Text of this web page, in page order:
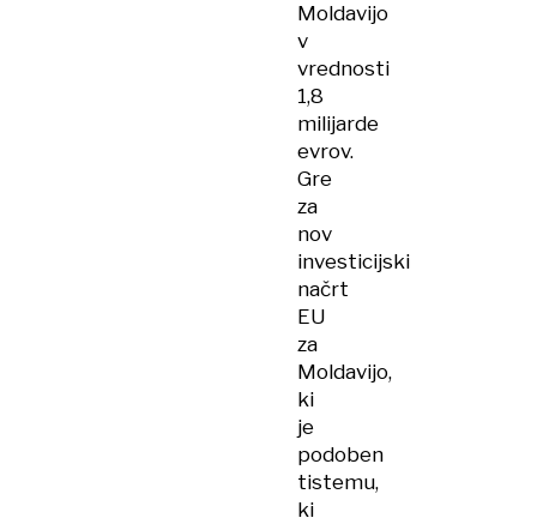
Moldavijo
v
vrednosti
1,8
milijarde
evrov.
Gre
za
nov
investicijski
načrt
EU
za
Moldavijo,
ki
je
podoben
tistemu,
ki